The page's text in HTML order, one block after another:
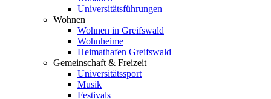
Universitätsführungen
Wohnen
Wohnen in Greifswald
Wohnheime
Heimathafen Greifswald
Gemeinschaft & Freizeit
Universitätssport
Musik
Festivals